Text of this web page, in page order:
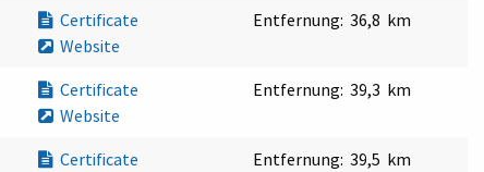
Certificate
Website
Entfernung: 36,8 km
Certificate
Website
Entfernung: 39,3 km
Certificate
Entfernung: 39,5 km